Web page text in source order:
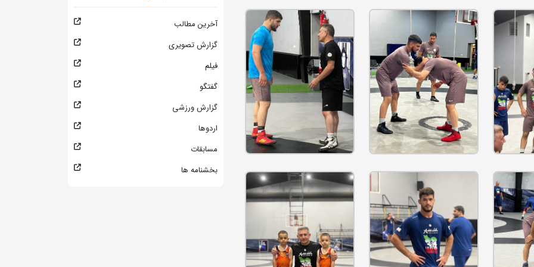
آخرین مطالب
گزارش تصویری
فیلم
گفتگو
گزارش ورزشی
اردوها
مسابقات
بخشنامه ها